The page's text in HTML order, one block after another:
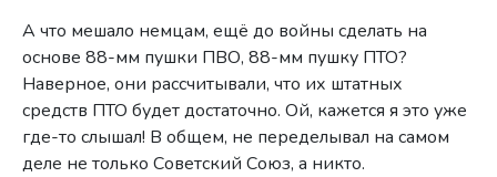
А что мешало немцам, ещё до войны сделать на
основе 88-мм пушки ПВО, 88-мм пушку ПТО?
Наверное, они рассчитывали, что их штатных
средств ПТО будет достаточно. Ой, кажется я это уже
где-то слышал! В общем, не переделывал на самом
деле не только Советский Союз, а никто.